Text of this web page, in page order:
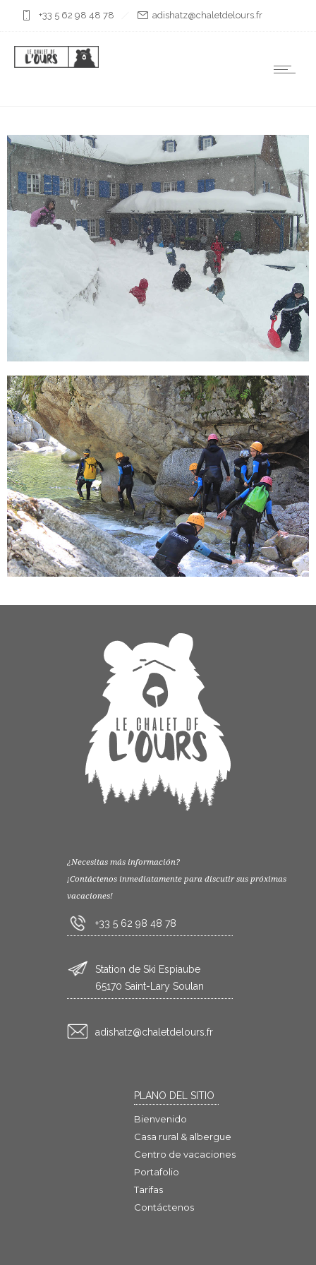
+33 5 62 98 48 78 rf.sruoledtelahc@ztahsida
¿Necesitas más información?
¡Contáctenos inmediatamente para discutir sus próximas
vacaciones!
+33 5 62 98 48 78
Station de Ski Espiaube
65170 Saint-Lary Soulan
rf.sruoledtelahc@ztahsida
PLANO DEL SITIO
Bienvenido
Casa rural & albergue
Centro de vacaciones
Portafolio
Tarifas
Contáctenos